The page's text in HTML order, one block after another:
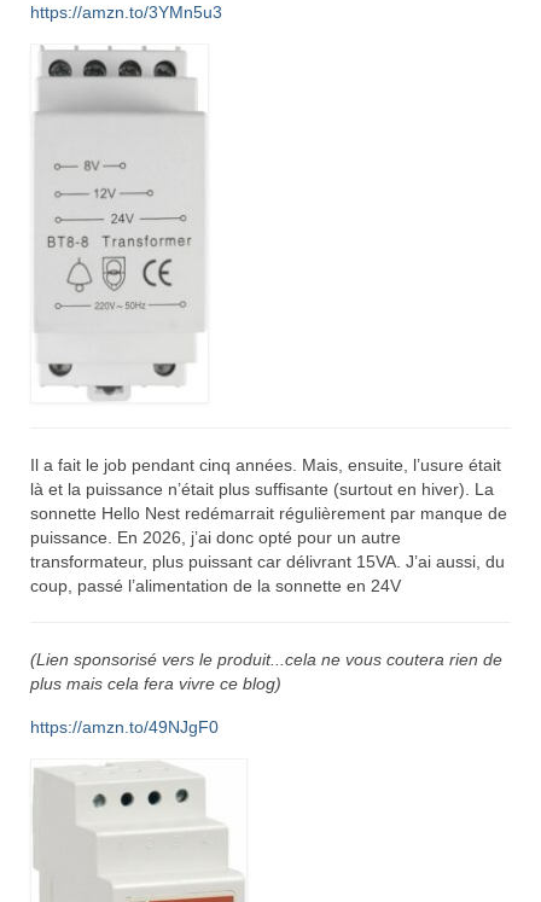
https://amzn.to/3YMn5u3
Il a fait le job pendant cinq années. Mais, ensuite, l’usure était
là et la puissance n’était plus suffisante (surtout en hiver). La
sonnette Hello Nest redémarrait régulièrement par manque de
puissance. En 2026, j’ai donc opté pour un autre
transformateur, plus puissant car délivrant 15VA. J’ai aussi, du
coup, passé l’alimentation de la sonnette en 24V
(Lien sponsorisé vers le produit...cela ne vous coutera rien de
plus mais cela fera vivre ce blog)
https://amzn.to/49NJgF0